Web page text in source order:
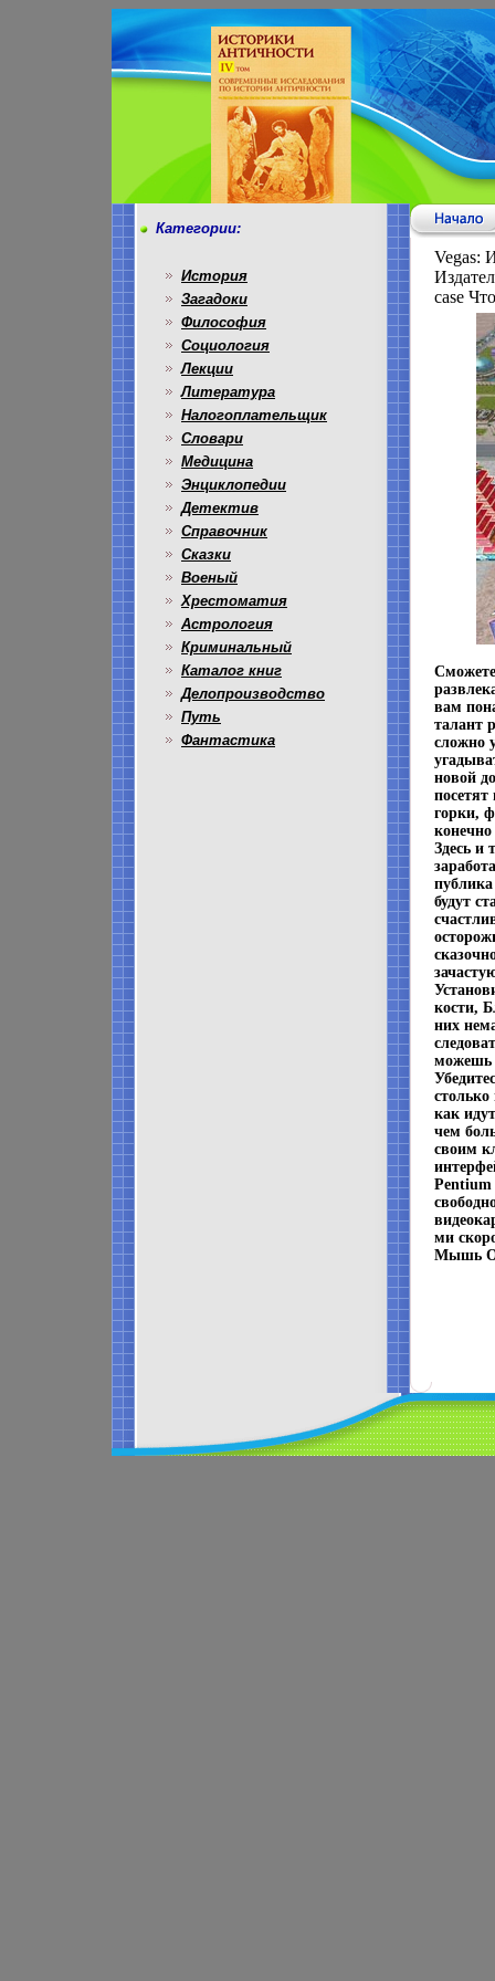
Категории:
История
Загадоки
Философия
Социология
Лекции
Литература
Налогоплательщик
Словари
Медицина
Энциклопедии
Детектив
Справочник
Сказки
Военый
Хрестоматия
Астрология
Криминальный
Каталог книг
Делопроизводство
Путь
Фантастика
Vegas:
case
вам
талант
сложно
новой
горки,
Здесь и
будут
кости,
них
можешь
как
чем
своим
ми
Мышь